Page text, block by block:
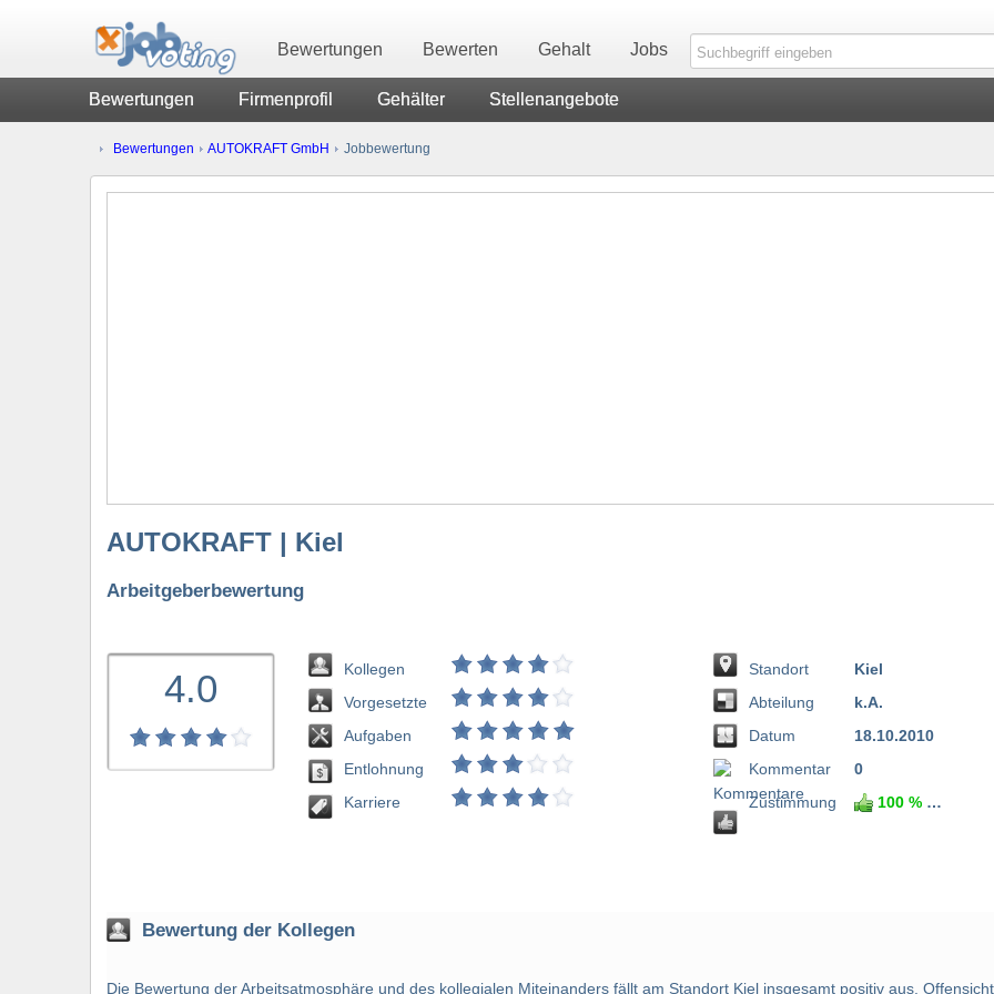
Bewertungen Bewerten Gehalt Jobs
Bewertungen Firmenprofil Gehälter Stellenangebote
Bewertungen AUTOKRAFT GmbH Jobbewertung
AUTOKRAFT | Kiel
Arbeitgeberbewertung
4.0
Kollegen
Vorgesetzte
Aufgaben
Entlohnung
Karriere
Standort
Abteilung
Datum
Kommentar
Zustimmung
Kiel
k.A.
18.10.2010
0
100 %
Bewertung der Kollegen
Die Bewertung der Arbeitsatmosphäre und des kollegialen Miteinanders fällt am Standort Kiel insgesamt positiv aus.